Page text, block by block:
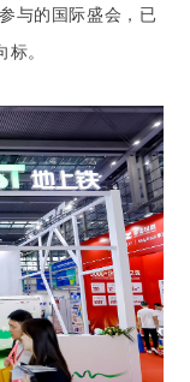
与的国际盛会，已
。